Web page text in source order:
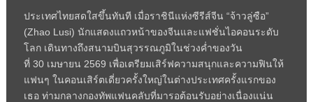
ประเทศไทยสดใสขึ้นทันที เมื่อราชินีแห่งซีรีส์จีน “จ้าวลู่ซือ”
(Zhao Lusi) นักแสดงแถวหน้าของจีนและแฟชั่นไอคอนระดับ
โลก เดินทางถึงสนามบินสุวรรณภูมิในช่วงค่ำของวัน
ที่ 30เมษายน 2569 เพื่อเตรียมเสิร์ฟความสนุกและความฟินให้
แฟนๆ ในคอนเสิร์ตเดี่ยวครั้งใหญ่ในต่างประเทศครั้งแรกของ
เธอ ท่ามกลางกองทัพแฟนคลับที่มารอต้อนรับอย่างเนื่องแน่น